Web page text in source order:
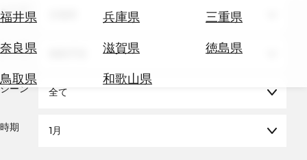
福井県
兵庫県
三重県
奈良県
滋賀県
徳島県
鳥取県
和歌山県
券
テ
を
エリア
テーマ
シーン 全て
時期 1月